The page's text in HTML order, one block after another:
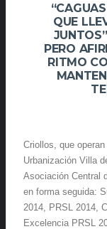
QUE
PERO
RITMO
Criollos, que
Urbanización Villa
Asociación Central
en forma seguida:
2014, PRSL 2014,
Excelencia PRSL